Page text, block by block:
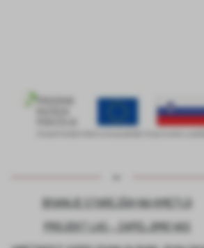
BIVANJE STAREJŠIH NA KMETIJI
PROJEKT LAS – ZAPELJIMO VAS